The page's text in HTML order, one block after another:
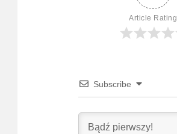
Article Rating
Subscribe